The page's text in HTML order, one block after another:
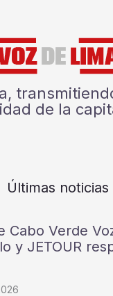
de la
Últimas noticias
Cabo Verde
y JETOUR